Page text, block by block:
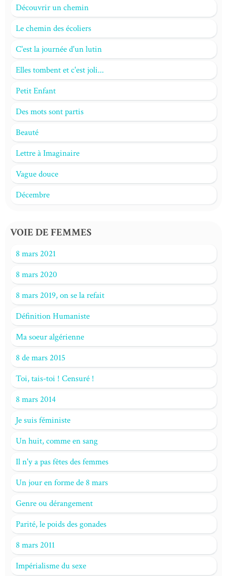
Découvrir un chemin
Le chemin des écoliers
C'est la journée d'un lutin
Elles tombent et c'est joli...
Petit Enfant
Des mots sont partis
Beauté
Lettre à Imaginaire
Vague douce
Décembre
VOIE DE FEMMES
8 mars 2021
8 mars 2020
8 mars 2019, on se la refait
Définition Humaniste
Ma soeur algérienne
8 de mars 2015
Toi, tais-toi ! Censuré !
8 mars 2014
Je suis féministe
Un huit, comme en sang
Il n'y a pas fêtes des femmes
Un jour en forme de 8 mars
Genre ou dérangement
Parité, le poids des gonades
8 mars 2011
Impérialisme du sexe